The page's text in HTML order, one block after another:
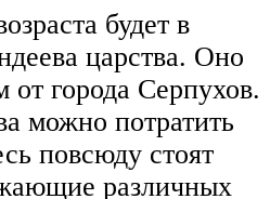
будет в
царства. Оно
от города Серпухов.
можно потратить
повсюду стоят
различных